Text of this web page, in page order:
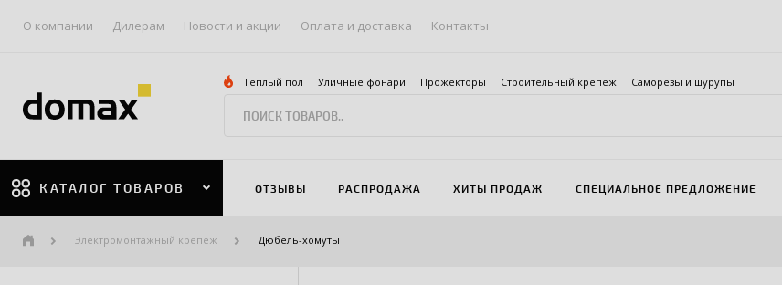
О компании Дилерам Новости и акции Оплата и доставка Контакты
Теплый пол Уличные фонари Прожекторы Строительный крепеж Саморезы и шурупы
КАТАЛОГ ТОВАРОВ ОТЗЫВЫ РАСПРОДАЖА ХИТЫ ПРОДАЖ СПЕЦИАЛЬНОЕ ПРЕДЛОЖЕНИЕ
Электромонтажный крепеж Дюбель-хомуты